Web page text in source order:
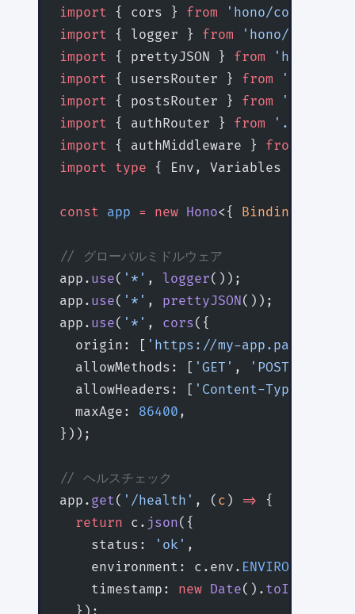
import { cors } from 'hono/cors'
import { logger } from 'hono/logger'
import { prettyJSON } from 'hono/
import { usersRouter } from './
import { postsRouter } from './
import { authRouter } from './routes/
import { authMiddleware } from
import type { Env, Variables }
const app = new Hono<{ Bindings
// グローバルミドルウェア
app. use( '*' , logger());
app. use( '*' , prettyJSON());
app. use( '*' , cors({
  origin: [
'https://my-app.pages.dev'
  allowMethods: [
'GET' , 'POST'
  allowHeaders: [
'Content-Type'
  maxAge:
86400 ,
}));
// ヘルスチェック
app. get( '/health' , ( c ) => {
  return
c. json({
    status:
'ok' ,
    environment: c.env.
ENVIRONMENT
    timestamp:
new Date(). toISOString